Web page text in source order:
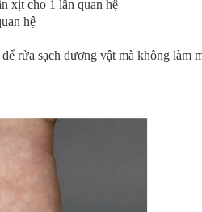
xịt cho 1 lần quan hệ
hệ
rửa sạch dương vật mà không làm